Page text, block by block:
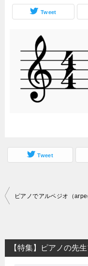
Tweet
Tweet
投
ビ
ゲ
【特集】ピアノの先